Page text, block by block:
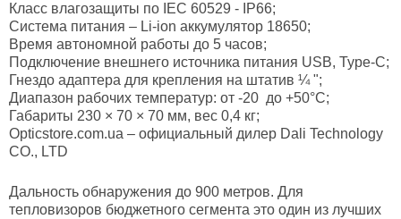
Класс влагозащиты по IEC 60529 - IP66;
Система питания – Li-ion аккумулятор 18650;
Время автономной работы до 5 часов;
Подключение внешнего источника питания USB, Type-C;
Гнездо адаптера для крепления на штатив ¼ ";
Диапазон рабочих температур: от -20 до +50°С;
Габариты 230 × 70 × 70 мм, вес 0,4 кг;
Оpticstore.com.ua – официальный дилер Dali Technology
CO., LTD
Дальность обнаружения до 900 метров. Для
тепловизоров бюджетного сегмента это один из лучших